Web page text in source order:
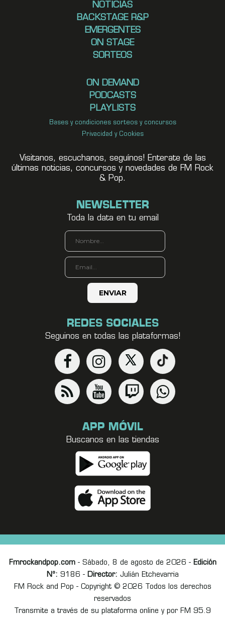
NOTICIAS
BACKSTAGE R&P
EMERGENTES
ON STAGE
SORTEOS
ON DEMAND
PODCASTS
PLAYLISTS
Bases y condiciones sorteos y concursos
Privacidad y Cookies
Visitanos, escuchanos, seguínos! Enterate de las
últimas noticias, concursos y novedades de FM Rock
& Pop.
NEWSLETTER
Toda la data en tu email
REDES SOCIALES
Seguinos en todas las plataformas!
APP MÓVIL
Buscanos en las tiendas
Fmrockandpop.com- Sábado, 8 de agosto de 2026 - Edición
Nº: 9186 - Director: Julián Etchevarria
FM Rock and Pop - Copyright © 2026 Todos los derechos
reservados
Transmite a través de su plataforma online y por FM 95.9